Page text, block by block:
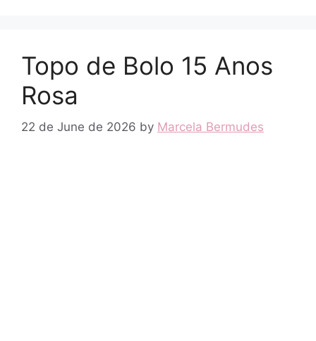
Topo de Bolo 15 Anos
Rosa
22 de June de 2026 by Marcela Bermudes